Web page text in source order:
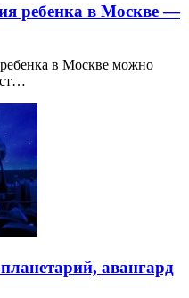
ребенка в Москве —
в Москве можно
авангард